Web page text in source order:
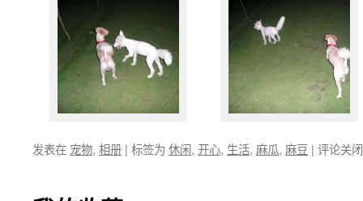
发表在 宠物, 相册 | 标签为 休闲, 开心, 生活, 麻瓜, 麻豆 | 评论关闭